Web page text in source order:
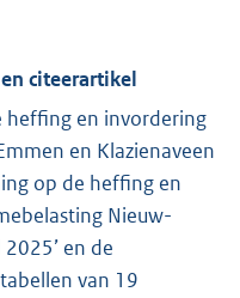
citeerartikel
heffing en invordering
en Klazienaveen
op de heffing en
Nieuw-
en de
van 19